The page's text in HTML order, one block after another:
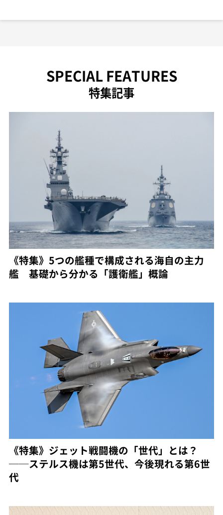
SPECIAL FEATURES
特集記事
《特集》5つの艦種で構成される海自の主力
艦 基礎から分かる「護衛艦」概論
《特集》ジェット戦闘機の「世代」とは？
──ステルス機は第5世代、今後現れる第6世
代